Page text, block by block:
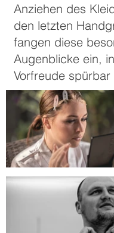
Anziehen des
den letzten
fangen diese
Augenblicke ein,
Vorfreude spürbar